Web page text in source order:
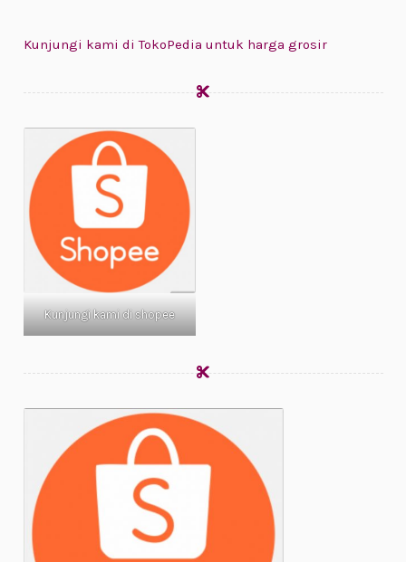
Kunjungi kami di TokoPedia untuk harga grosir
Kunjungi kami di shopee